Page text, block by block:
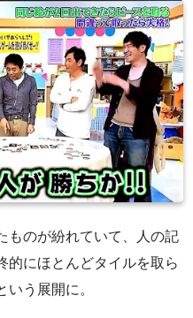
ものが紛れていて、人の記
的にほとんどタイルを取ら
う展開に。